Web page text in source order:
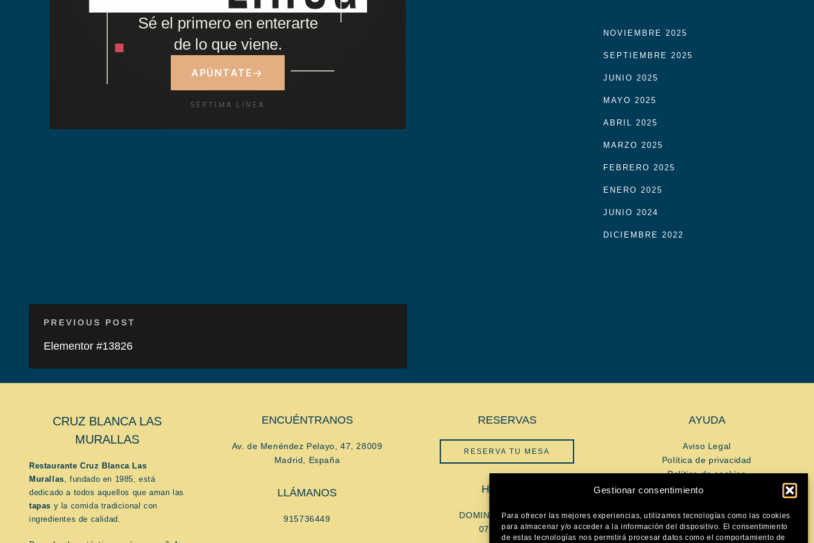
Gestionar consentimiento
Para ofrecer las mejores experiencias, utilizamos tecnologías como las cookies
para almacenar y/o acceder a la información del dispositivo. El consentimiento
de estas tecnologías nos permitirá procesar datos como el comportamiento de
Sé el primero en enterarte
de lo que viene.
APÚNTATE→
SÉPTIMA LÍNEA
NOVIEMBRE 2025
SEPTIEMBRE 2025
JUNIO 2025
MAYO 2025
ABRIL 2025
MARZO 2025
FEBRERO 2025
ENERO 2025
JUNIO 2024
DICIEMBRE 2022
PREVIOUS POST
Elementor #13826
CRUZ BLANCA LAS
MURALLAS
Restaurante Cruz Blanca Las
Murallas , fundado en 1985, está
dedicado a todos aquellos que aman las
tapas y la comida tradicional con
ingredientes de calidad.
ENCUÉNTRANOS
Av. de Menéndez Pelayo, 47, 28009
Madrid, España
LLÁMANOS
915736449
RESERVAS
RESERVA TU MESA
HORARIO
DOMINGOS a JUEVES
07:30 - 24:00
AYUDA
Aviso Legal
Política de privacidad
Política de cookies